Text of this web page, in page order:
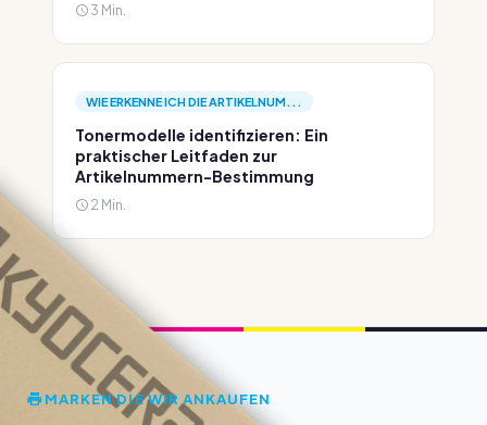
3 Min.
WIE ERKENNE ICH DIE ARTIKELNUM...
Tonermodelle identifizieren: Ein
praktischer Leitfaden zur
Artikelnummern-Bestimmung
2 Min.
MARKEN DIE WIR ANKAUFEN